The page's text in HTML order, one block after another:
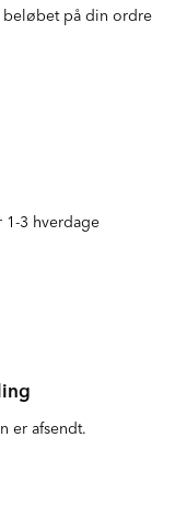
beløbet på din ordre
1-3 hverdage
er afsendt.